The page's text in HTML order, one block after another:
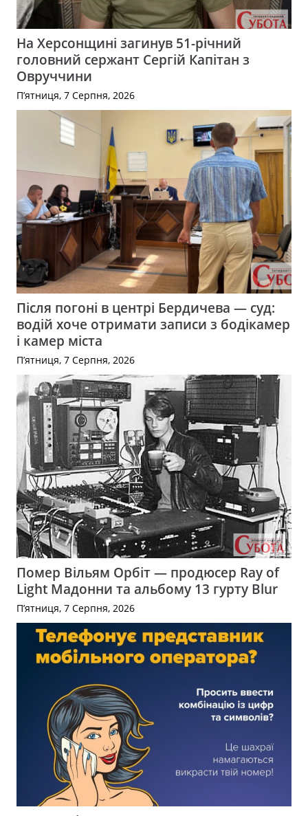
На Херсонщині загинув 51-річний
головний сержант Сергій Капітан з
Овруччини
П’ятниця, 7 Серпня, 2026
Після погоні в центрі Бердичева — суд:
водій хоче отримати записи з бодікамер
і камер міста
П’ятниця, 7 Серпня, 2026
Помер Вільям Орбіт — продюсер Ray of
Light Мадонни та альбому 13 гурту Blur
П’ятниця, 7 Серпня, 2026